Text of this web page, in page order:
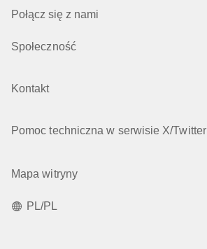
Połącz się z nami
Społeczność
Kontakt
Pomoc techniczna w serwisie X/Twitter
Mapa witryny
PL/PL